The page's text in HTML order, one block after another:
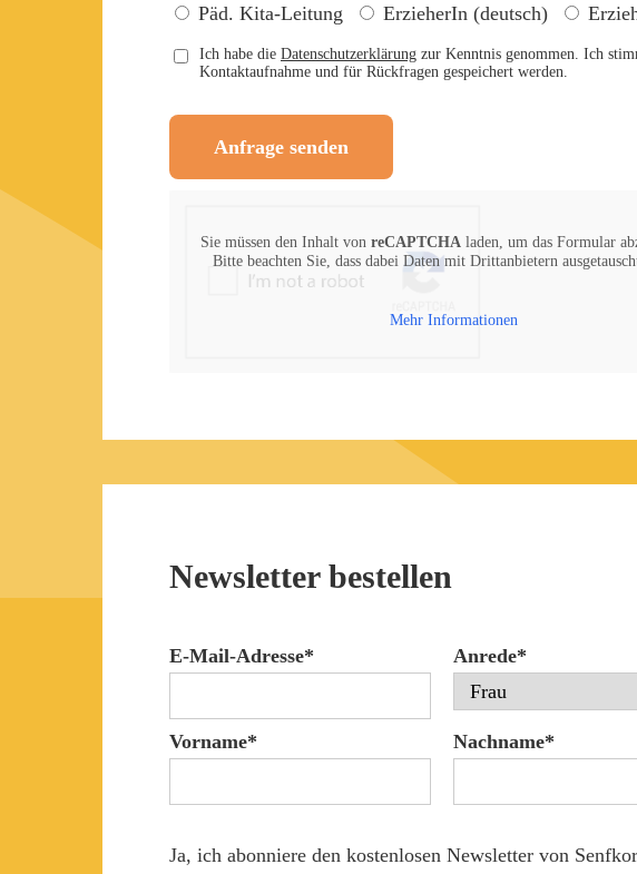
Päd. Kita-Leitung ErzieherIn (deutsch)
Ich habe die Datenschutzerklärung zur Kenntnis genommen. Ich
Kontaktaufnahme und für Rückfragen gespeichert werden.
Anfrage senden
Sie müssen den Inhalt von reCAPTCHAladen, um das Formular
Bitte beachten Sie, dass dabei Daten mit Drittanbietern
Mehr Informationen
Newsletter bestellen
E-Mail-Adresse* Anrede*
Vorname* Nachname*
Ja, ich abonniere den kostenlosen Newsletter von